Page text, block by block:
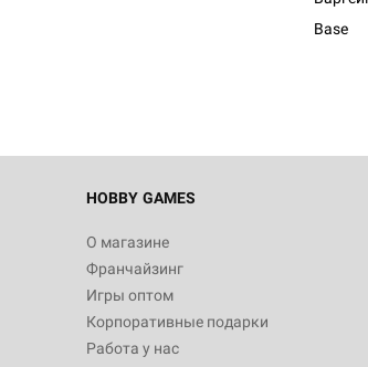
Base
HOBBY GAMES
О магазине
Франчайзинг
Игры оптом
Корпоративные подарки
Работа у нас